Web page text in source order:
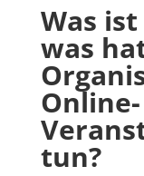
Was
was
Online-
tun?